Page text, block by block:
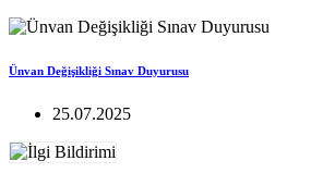
Ünvan Değişikliği Sınav Duyurusu
25.07.2025